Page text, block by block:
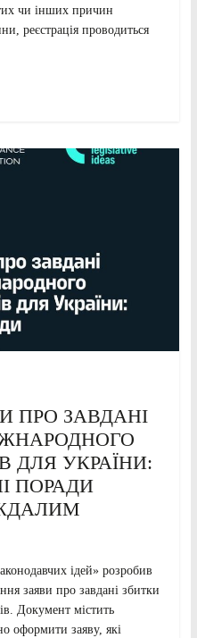
чи інших причин
реєстрація проводиться
ПРО ЗАВДАНІ
ДЛЯ УКРАЇНИ:
ПОРАДИ
ідей» розробив
заяви про завдані збитки
Документ містить
оформити заяву, які